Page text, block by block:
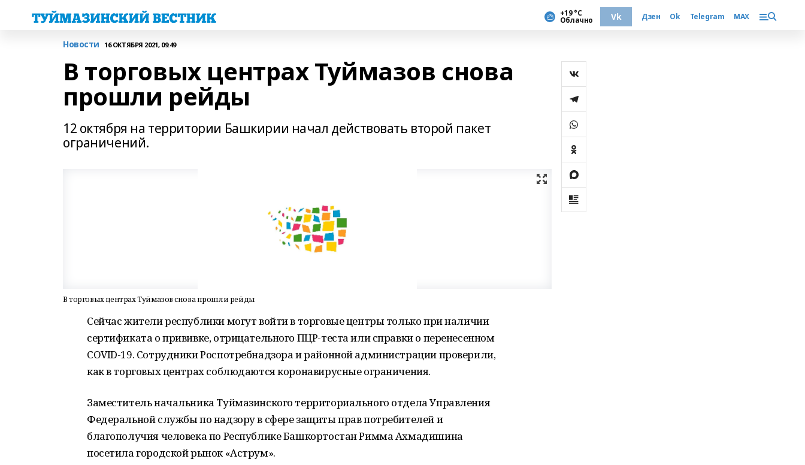
+19 °С
Облачно Vk Дзен Ok Telegram MAX
Новости 16 ОКТЯБРЯ 2021, 09:49
В торговых центрах Туймазов снова
прошли рейды
12 октября на территории Башкирии начал действовать второй пакет
ограничений.
В торговых центрах Туймазов снова прошли рейды
Сейчас жители республики могут войти в торговые центры только при наличии
сертификата о прививке, отрицательного ПЦР-теста или справки о перенесенном
COVID-19. Сотрудники Роспотребнадзора и районной администрации проверили,
как в торговых центрах соблюдаются коронавирусные ограничения.
Заместитель начальника Туймазинского территориального отдела Управления
Федеральной службы по надзору в сфере защиты прав потребителей и
благополучия человека по Республике Башкортостан Римма Ахмадишина
посетила городской рынок «Аструм».